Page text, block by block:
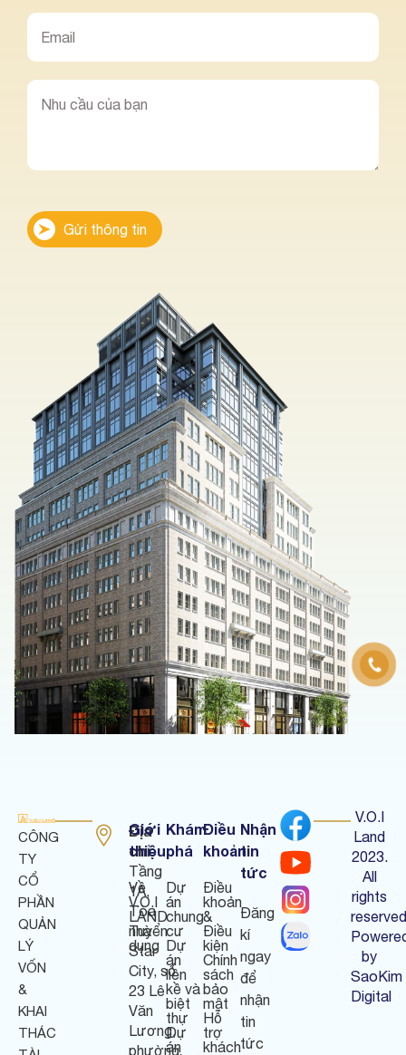
Gửi thông tin
CÔNG
TY
CỔ
PHẦN
QUẢN
LÝ
VỐN
&
KHAI
THÁC
Địa
chỉ:
Tầng
1A,
Tòa
nhà
Star
City, số
23 Lê
Văn
Lương,
phường
Giới
thiệu
Về
V.O.I
LAND
Tuyển
dụng
Khám
phá
Dự
án
chung
cư
Dự
án
liền
kề và
biệt
thự
Dự
án
Điều
khoản
Điều
khoản
&
Điều
kiện
Chính
sách
bảo
mật
Hỗ
trợ
khách
Nhận
tin
tức
Đăng
kí
ngay
để
nhận
tin
tức
V.O.I
Land
2023.
All
rights
by
SaoKim
Digital